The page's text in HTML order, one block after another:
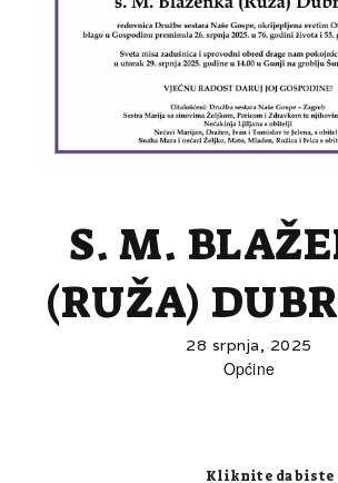
S. M.
(RUŽA)
28 srpnja, 2025
Općine
Kliknite da biste